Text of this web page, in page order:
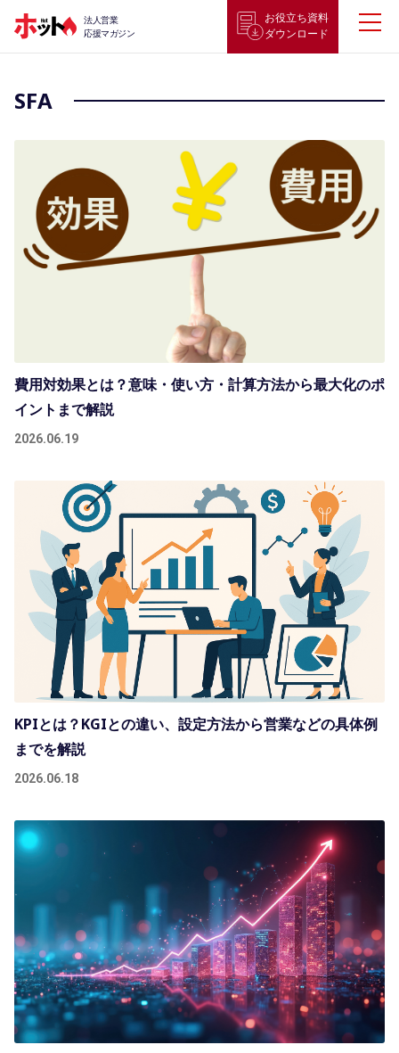
法人営業
応援マガジン
お役立ち資料
ダウンロード
SFA
費用対効果とは？意味・使い方・計算方法から最大化のポ
イントまで解説
2026.06.19
KPIとは？KGIとの違い、設定方法から営業などの具体例
までを解説
2026.06.18